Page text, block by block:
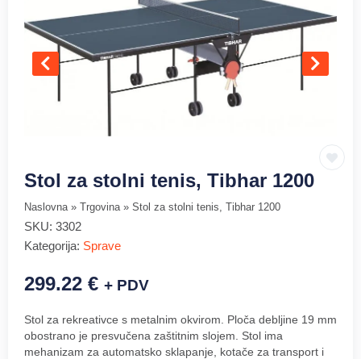
Stol za stolni tenis, Tibhar 1200
Naslovna » Trgovina » Stol za stolni tenis, Tibhar 1200
SKU: 3302
Kategorija: Sprave
299.22 € + PDV
Stol za rekreativce s metalnim okvirom. Ploča debljine 19 mm
obostrano je presvučena zaštitnim slojem. Stol ima
mehanizam za automatsko sklapanje, kotače za transport i